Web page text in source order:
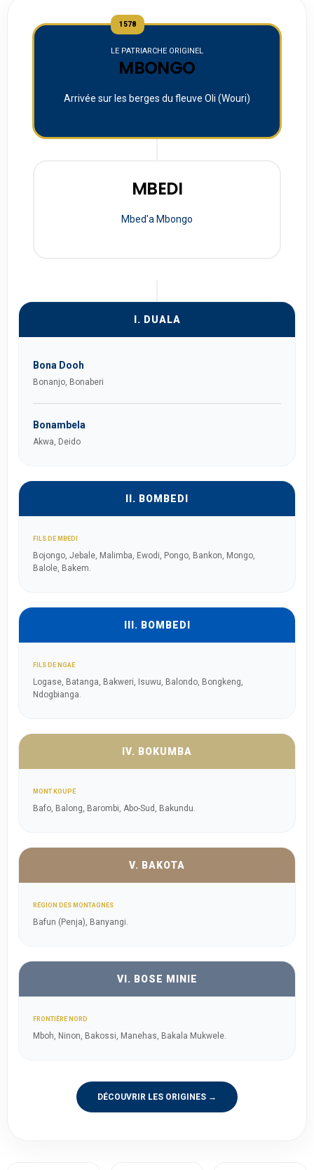
1578
LE PATRIARCHE ORIGINEL
MBONGO
Arrivée sur les berges du fleuve Oli (Wouri)
MBEDI
Mbed'a Mbongo
I. DUALA
Bona Dooh
Bonanjo, Bonaberi
Bonambela
Akwa, Deido
II. BOMBEDI
FILS DE MBEDI
Bojongo, Jebale, Malimba, Ewodi, Pongo, Bankon, Mongo,
Balole, Bakem.
III. BOMBEDI
FILS DE NGAE
Logase, Batanga, Bakweri, Isuwu, Balondo, Bongkeng,
Ndogbianga.
IV. BOKUMBA
MONT KOUPÉ
Bafo, Balong, Barombi, Abo-Sud, Bakundu.
V. BAKOTA
RÉGION DES MONTAGNES
Bafun (Penja), Banyangi.
VI. BOSE MINIE
FRONTIÈRE NORD
Mboh, Ninon, Bakossi, Manehas, Bakala Mukwele.
DÉCOUVRIR LES ORIGINES →